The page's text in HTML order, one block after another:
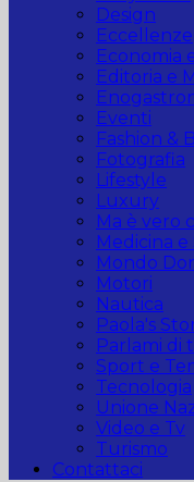
Design
Eccellenze
Economia
Editoria e
Eventi
Fashion &
Fotografia
Lifestyle
Luxury
Ma è vero
Medicina
Mondo
Motori
Nautica
Paola's
Parlami di
Sport e
Tecnologia
Unione
Video e Tv
Turismo
Contattaci